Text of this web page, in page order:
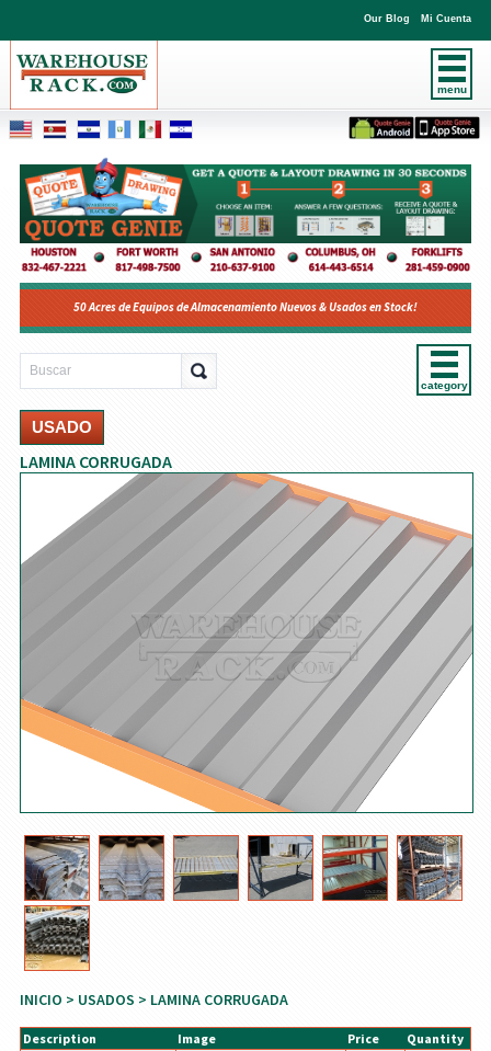
menu
Our Blog Mi Cuenta
50 Acres de Equipos de Almacenamiento Nuevos & Usados en Stock!
category
USADO
LAMINA CORRUGADA
INICIO > USADOS > LAMINA CORRUGADA
Description Image Price Quantity